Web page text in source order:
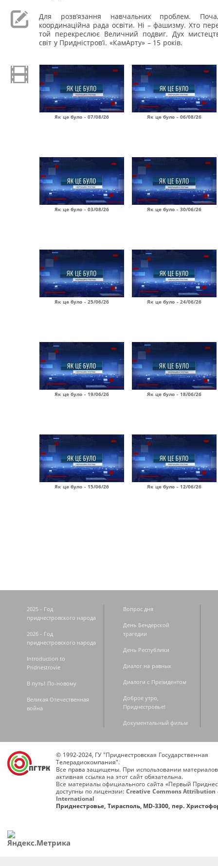
Для розв’язання навчальних проблем.
координаційна рада освіти. Ні – фашизму. Хто
той перекреслює Величний подвиг. Дух
світ у Придністров’ї. «КамАрту» – 15 років.
Як це було - 07/08/26 Як це було - 06/08/26
Як це було - 03/08/26 Як це було - 30/06/26
Як це було - 25/06/26 Як це було - 24/06/26
Як це було - 19/06/26 Як це було - 18/06/26
Як це було - 15/06/26 Як це було - 12/06/26
2025 - Год
приднестровского народа
2026 - Год
приднестровского народа
Introduction to
Pridnestrovie
В путь! По-новому
Великая Отечественная
война
Вопрос дня
День Бендерской
трагедии
День Республики
Диалог на равных
Диалоги с Президентом
Доброе утро,
Приднестровье!
Документальный фильм
© 1992-2024, ГУ "Приднестровская Государственная
Телерадиокомпания".
Все права защищены. При использовании
активная ссылка на этот сайт обязательна.
Все материалы официального сайта «Первый
доступны по лицензии: Creative Commons Attribution
International
Приднестровье, Тирасполь, MD-3300, пер.